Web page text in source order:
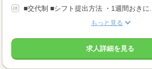
■交代制 ■シフト提出方法 ・1週間おきに...
もっと見る
求人詳細を見る